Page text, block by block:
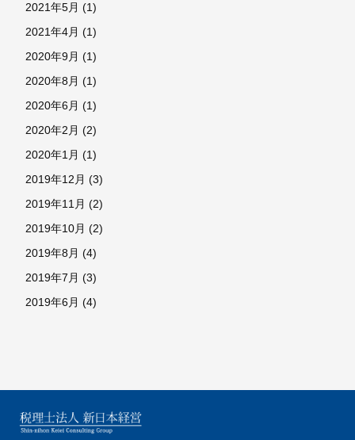
2021年5月 (1)
2021年4月 (1)
2020年9月 (1)
2020年8月 (1)
2020年6月 (1)
2020年2月 (2)
2020年1月 (1)
2019年12月 (3)
2019年11月 (2)
2019年10月 (2)
2019年8月 (4)
2019年7月 (3)
2019年6月 (4)